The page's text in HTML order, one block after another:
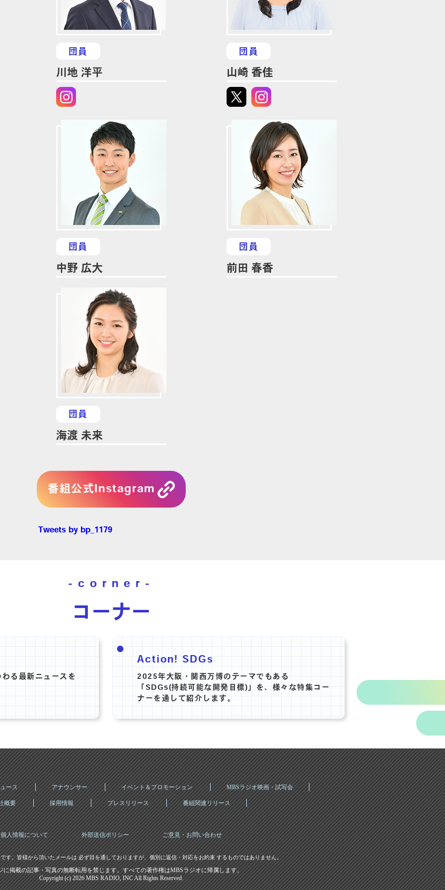
団員
川地 洋平
団員
山崎 香佳
団員
中野 広大
団員
前田 春香
団員
海渡 未来
番組公式Instagram
Tweets by bp_1179
-corner-
コーナー
る最新ニュースを
Action! SDGs
2025年大阪・関西万博のテーマでもある
「SDGs(持続可能な開発目標)」を、様々な特集コー
ナーを通して紹介します。
ース アナウンサー イベント＆プロモーション MBSラジオ映画・試写会
概要 採用情報 プレスリリース 番組関連リリース
個人情報について 外部送信ポリシー ご意見・お問い合わせ
す。皆様から頂いたメールは 必ず目を通しておりますが、個別に返信・対応をお約束 するものではありません。
に掲載の記事・写真の無断転用を禁じます。すべての著作権はMBSラジオに帰属します。
Copyright (c)2026 MBS RADIO, INC All Rights Reserved.